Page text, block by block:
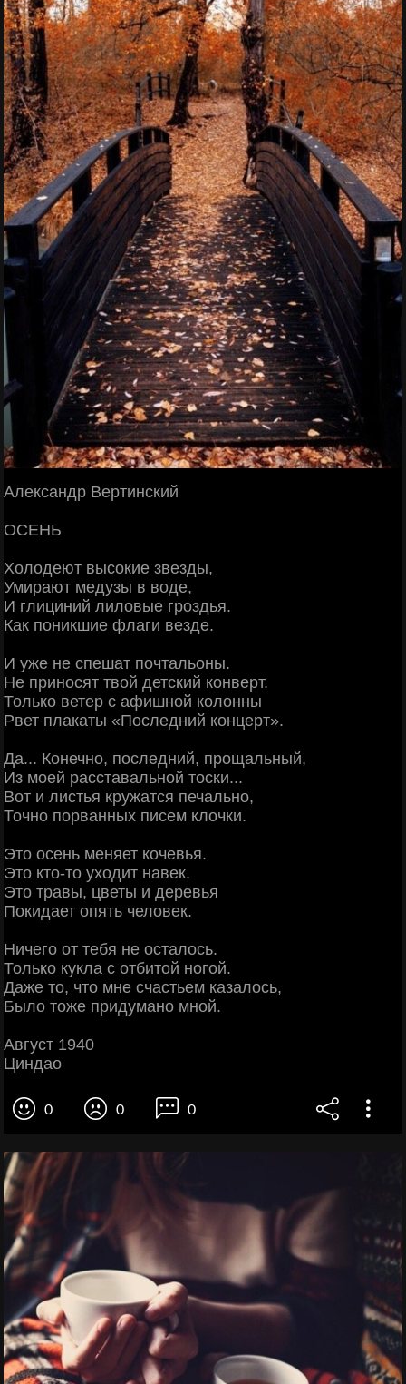
Александр Вертинский
ОСЕНЬ
Холодеют высокие звезды,
Умирают медузы в воде,
И глициний лиловые гроздья.
Как поникшие флаги везде.
И уже не спешат почтальоны.
Не приносят твой детский конверт.
Только ветер с афишной колонны
Рвет плакаты «Последний концерт».
Да... Конечно, последний, прощальный,
Из моей расставальной тоски...
Вот и листья кружатся печально,
Точно порванных писем клочки.
Это осень меняет кочевья.
Это кто-то уходит навек.
Это травы, цветы и деревья
Покидает опять человек.
Ничего от тебя не осталось.
Только кукла с отбитой ногой.
Даже то, что мне счастьем казалось,
Было тоже придумано мной.
Август 1940
Циндао
0 0 0